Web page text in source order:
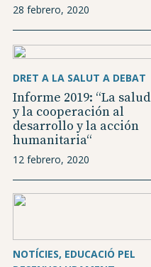
28 febrero, 2020
DRET A LA SALUT A DEBAT
Informe 2019: “La salud
y la cooperación al
desarrollo y la acción
humanitaria“
12 febrero, 2020
NOTÍCIES EDUCACIÓ PEL